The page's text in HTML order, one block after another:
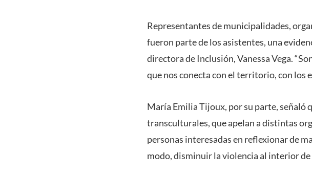
Representantes de municipalidades,
fueron parte de los asistentes, una
directora de Inclusión, Vanessa Vega.
que nos conecta con el territorio, con los
María Emilia Tijoux, por su parte, señaló
transculturales, que apelan a distintas
personas interesadas en reflexionar de
modo, disminuir la violencia al interior de